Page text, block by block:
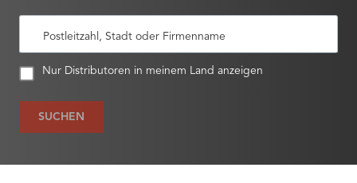
Postleitzahl, Stadt oder Firmenname
Nur Distributoren in meinem Land anzeigen
SUCHEN